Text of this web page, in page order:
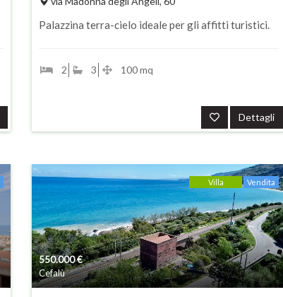
Palazzina terra-cielo ideale per gli affitti turistici.
2 3 100 mq
Dettagli
550.000€
Cefalù
Vendita
Villa